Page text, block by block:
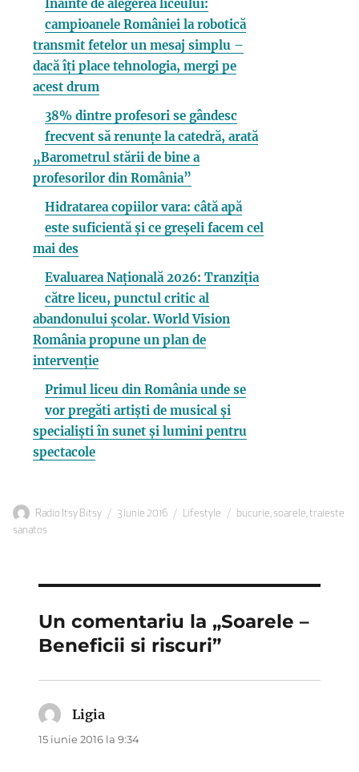
Înainte de alegerea liceului:
campioanele României la robotică
transmit fetelor un mesaj simplu –
dacă îți place tehnologia, mergi pe
acest drum
38% dintre profesori se gândesc
frecvent să renunțe la catedră, arată
„Barometrul stării de bine a
profesorilor din România”
Hidratarea copiilor vara: câtă apă
este suficientă și ce greșeli facem cel
mai des
Evaluarea Națională 2026: Tranziția
către liceu, punctul critic al
abandonului școlar. World Vision
România propune un plan de
intervenție
Primul liceu din România unde se
vor pregăti artiști de musical și
specialiști în sunet și lumini pentru
spectacole
Autor
Radio Itsy Bitsy
Publicat
3 iunie 2016 Categorii
Lifestyle Etichete
bucurie, soarele,traieste
sanatos
Un comentariu la „Soarele –
Beneficii si riscuri”
Ligia
15 iunie 2016 la 9:34